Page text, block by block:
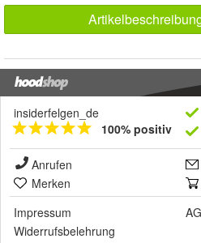
insiderfelgen_de
100% positiv
Anrufen
Merken
Impressum
Widerrufsbelehrung